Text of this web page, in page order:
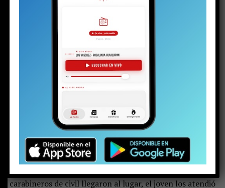
Luego de eso, el fiscal Jorge Calderara entregó detalles
Explicó que el análisis del video
viralizado de la pelea permitió a la Sección de
Investigaciones Policiales (SIP) de Carabineros de
Pucón identificar a algunos de los participantes en
en la que se observaban elementos como
estoques e incluso un arma que aparentaba ser real.
Entre ellos estaba el ahora detenido.
Sin embargo, cuando los policías fueron a buscarlo a la
vivienda donde, supuestamente, residía con su padre, en
la población Francisco Valdés, no lo encontraron.
entonces cuando surgió un nuevo antecedente: el
adolescente arrendaba una pieza en una especie de
cité, en pleno centro de Pucón.Una vez que
carabineros de civil llegaron al lugar, el joven los atendió